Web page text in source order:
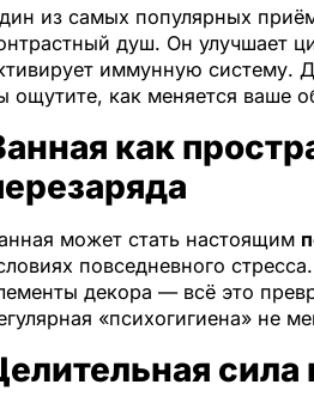
из самых популярных
душ. Он улучшает
иммунную систему.
ощутите, как меняется ваше
как
может стать настоящим
повседневного
декора — всё это
«психогигиена» не
сила